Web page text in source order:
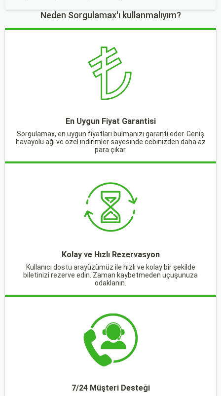
Neden Sorgulamax'ı kullanmalıyım?
En Uygun Fiyat Garantisi
Sorgulamax, en uygun fiyatları bulmanızı garanti eder. Geniş
havayolu ağı ve özel indirimler sayesinde cebinizden daha az
para çıkar.
Kolay ve Hızlı Rezervasyon
Kullanıcı dostu arayüzümüz ile hızlı ve kolay bir şekilde
biletinizi rezerve edin. Zaman kaybetmeden uçuşunuza
odaklanın.
7/24 Müşteri Desteği